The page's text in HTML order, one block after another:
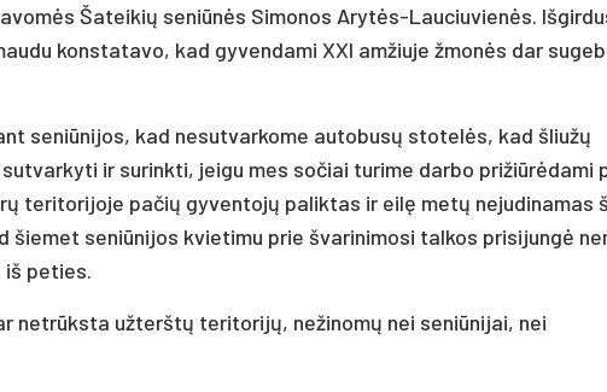
Šateikių seniūnės Simonos Arytės-Lauciuvienės.
konstatavo, kad gyvendami XXI amžiuje žmonės dar
seniūnijos, kad nesutvarkome autobusų stotelės, kad šliužų
ir surinkti, jeigu mes sočiai turime darbo prižiūrėdami
teritorijoje pačių gyventojų paliktas ir eilę metų nejudinamas
šiemet seniūnijos kvietimu prie švarinimosi talkos prisijungė
peties.
netrūksta užterštų teritorijų, nežinomų nei seniūnijai, nei